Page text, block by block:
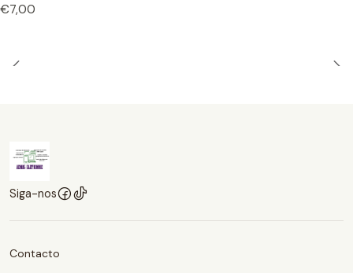
€7,00
Siga-nos
Contacto